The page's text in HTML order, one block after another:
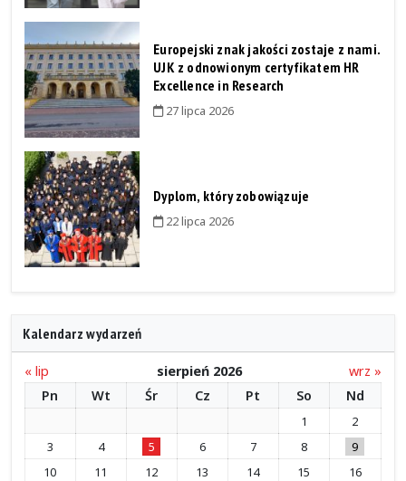
Europejski znak jakości zostaje z nami.
UJK z odnowionym certyfikatem HR
Excellence in Research
27 lipca 2026
Dyplom, który zobowiązuje
22 lipca 2026
Kalendarz wydarzeń
« lip sierpień 2026
wrz »
Pn
Wt Śr Cz Pt So Nd
1
2
3
4 5 6 7 8
9
10
11 12 13 14 15
16